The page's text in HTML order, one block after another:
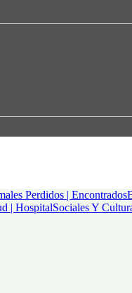
Perdidos | Encontrados
| HospitalSociales Y